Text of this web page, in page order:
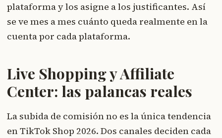
plataforma y los asigne a los justificantes. Así
se ve mes a mes cuánto queda realmente en la
cuenta por cada plataforma.
Live Shopping y Affiliate
Center: las palancas reales
La subida de comisión no es la única tendencia
en TikTok Shop 2026. Dos canales deciden cada